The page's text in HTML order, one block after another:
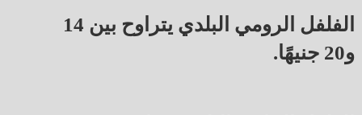
الفلفل الرومي البلدي يتراوح بين 14
و20 جنيهًا.